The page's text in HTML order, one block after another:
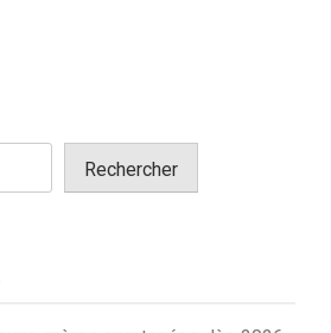
Rechercher